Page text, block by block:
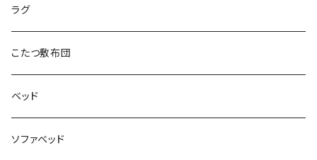
ラグ
こたつ敷布団
ベッド
ソファベッド